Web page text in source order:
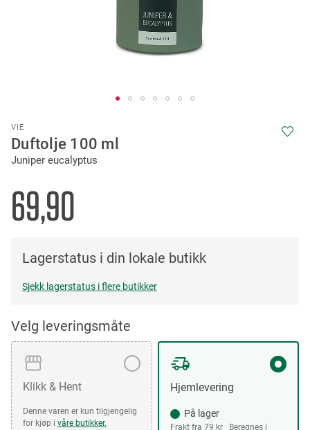
VIE
Duftolje 100 ml
Juniper eucalyptus
69,90
Lagerstatus i din lokale butikk
Sjekk lagerstatus i flere butikker
Velg leveringsmåte
Klikk & Hent
Denne varen er kun tilgjengelig
for kjøp i våre butikker.
Hjemlevering
På lager
Frakt fra 79 kr · Beregnes i
to
the
beginning
the
images
gallery